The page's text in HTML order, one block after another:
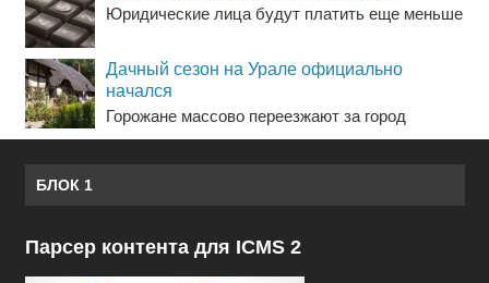
Юридические лица будут платить еще меньше
Дачный сезон на Урале официально
начался
Горожане массово переезжают за город
БЛОК 1
Парсер контента для ICMS 2